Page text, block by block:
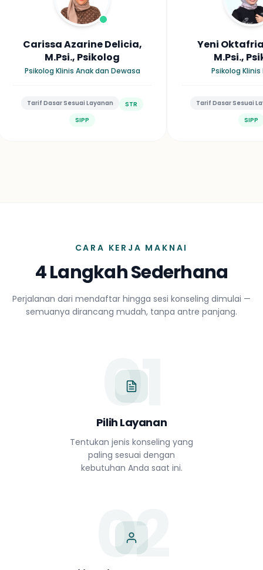
Yeni Oktafriani, S.Psi.,
M.Psi., Psikolog
Psikolog Klinis Dewasa
Tarif Dasar Sesuai Layanan
STR
SIPP
Najiah Suci
M.Psi.,
Psikolog
Tarif Dasar Sesuai
SIPP
CARA KERJA MAKNAI
4 Langkah Sederhana
Perjalanan dari mendaftar hingga sesi konseling dimulai —
semuanya dirancang mudah, tanpa antre panjang.
01
Pilih Layanan
Tentukan jenis konseling yang
paling sesuai dengan
kebutuhan Anda saat ini.
02